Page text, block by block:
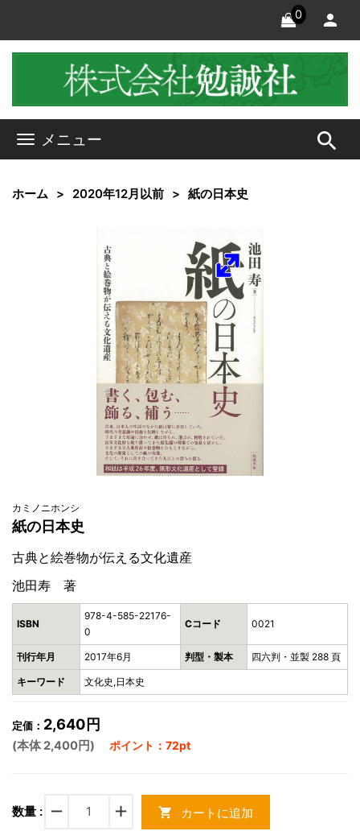
0
メニュー search
ホーム 2020年12月以前 紙の日本史
カミノニホンシ
紙の日本史
古典と絵巻物が伝える文化遺産
池田寿 著
ISBN
978-4-585-22176-
0
Cコード 0021
刊行年月 2017年6月 判型・製本 四六判・並製 288 頁
キーワード 文化史,日本史
定価： 2,640円
(本体 2,400円) ポイント：72pt
数量 : remove add shopping_cart カートに追加